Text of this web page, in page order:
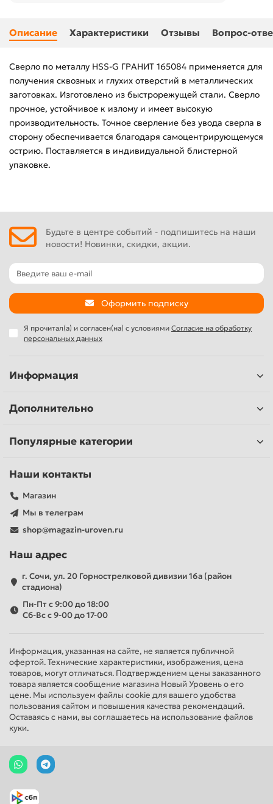
Описание Характеристики Отзывы Вопрос-
Сверло по металлу HSS-G ГРАНИТ 165084 применяется для
получения сквозных и глухих отверстий в металлических
заготовках. Изготовлено из быстрорежущей стали. Сверло
прочное, устойчивое к излому и имеет высокую
производительность. Точное сверление без увода сверла в
сторону обеспечивается благодаря самоцентрирующемуся
острию. Поставляется в индивидуальной блистерной
упаковке.
Будьте в центре событий - подпишитесь на наши
новости! Новинки, скидки, акции.
Оформить подписку
Я прочитал(а) и согласен(на) с условиями Согласие на обработку
персональных данных
Информация
Дополнительно
Популярные категории
Наши контакты
Магазин
Мы в телеграм
shop@magazin-uroven.ru
Наш адрес
г. Сочи, ул. 20 Горнострелковой дивизии 16а (район
стадиона)
Пн-Пт с 9:00 до 18:00
Сб-Вс с 9-00 до 17-00
Информация, указанная на сайте, не является публичной
офертой. Технические характеристики, изображения, цена
товаров, могут отличаться. Подтверждением цены заказанного
товара является сообщение магазина Новый Уровень о его
цене. Мы используем файлы cookie для вашего удобства
пользования сайтом и повышения качества рекомендаций.
Оставаясь с нами, вы соглашаетесь на использование файлов
куки.